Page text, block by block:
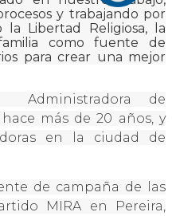
y trabajando por
la Libertad Religiosa, la
como fuente de
para crear una mejor
Administradora de
más de 20 años, y
en la ciudad de
de campaña de las
MIRA en Pereira,